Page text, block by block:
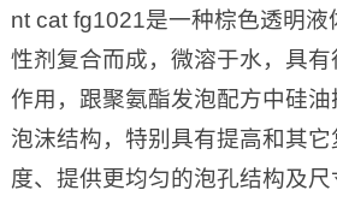
nt cat fg1021是一种棕色透明液
性剂复合而成，微溶于水，具
作用，跟聚氨酯发泡配方中硅
泡沫结构，特别具有提高和其
度、提供更均匀的泡孔结构及